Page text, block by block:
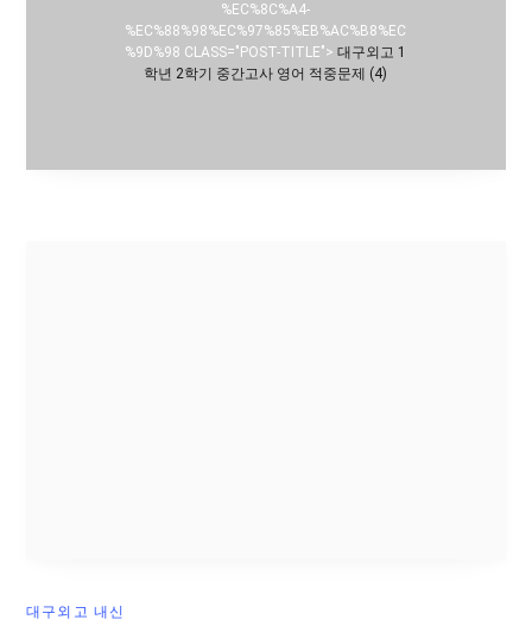
%EC%8C%A4-
%EC%88%98%EC%97%85%EB%AC%B8%EC
%9D%98 CLASS="POST-TITLE">대구외고 1
학년 2학기 중간고사 영어 적중문제 (4)
대구외고 내신